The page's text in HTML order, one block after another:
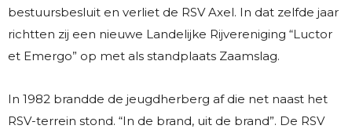
bestuursbesluit en verliet de RSV Axel. In dat zelfde jaar
richtten zij een nieuwe Landelijke Rijvereniging “Luctor
et Emergo” op met als standplaats Zaamslag.
In 1982 brandde de jeugdherberg af die net naast het
RSV-terrein stond. “In de brand, uit de brand”. De RSV